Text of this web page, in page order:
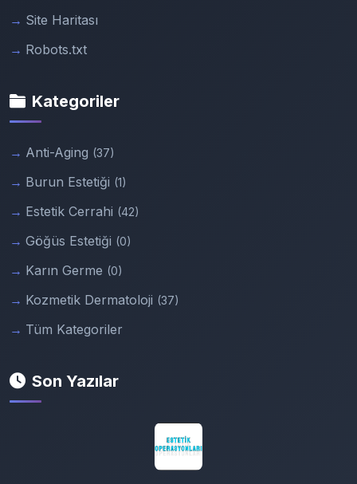
Site Haritası
Robots.txt
Kategoriler
Anti-Aging (37)
Burun Estetiği (1)
Estetik Cerrahi (42)
Göğüs Estetiği (0)
Karın Germe (0)
Kozmetik Dermatoloji (37)
Tüm Kategoriler
Son Yazılar